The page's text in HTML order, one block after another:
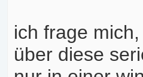
ich frage
über diese